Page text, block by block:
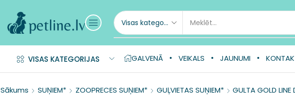
VISAS KATEGORIJAS GALVENĀ VEIKALS JAUNUMI
Sākums SUŅIEM* ZOOPRECES SUŅIEM* GUĻVIETAS SUŅIEM* GULTA GOLD LINE